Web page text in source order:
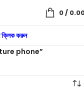
0/
ক্লিক করুন
phone”